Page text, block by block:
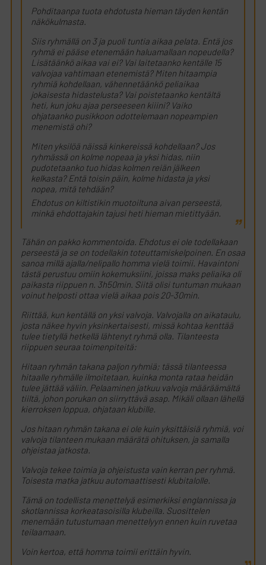
Pohditaanpa tuota ehdotusta hieman täyden kentän
näkökulmasta.
Siis ryhmällä on 3 ja puoli tuntia aikaa pelata. Entä jos
ryhmä ei pääse etenemään haluamallaan nopeudella?
Lisätäänkö aikaa vai ei? Vai laitetaanko kentälle 15
valvojaa vahtimaan etenemistä? Miten hitaampia
ryhmiä kohdellaan, vähennetäänkö peliaikaa
jokaisesta hidastelusta? Vai poistetaanko kentältä
heti, kun joku ajaa perseeseen kiiini? Vaiko
ohjataanko pusikkoon odottelemaan nopeampien
menemistä ohi?
Miten yksilöä näissä kinkereissä kohdellaan? Jos
ryhmässä on kolme nopeaa ja yksi hidas, niin
pudotetaanko tuo hidas kolmen reiän jälkeen
kelkasta? Entä toisin päin, kolme hidasta ja yksi
nopea, mitä tehdään?
Ehdotus on kiltistikin muotoiltuna aivan perseestä,
minkä ehdottajakin tajusi heti hieman mietittyään.
Tähän on pakko kommentoida. Ehdotus ei ole todellakaan
perseestä ja se on todellakin toteuttamiskelpoinen. En osaa
sanoa millä ajalla/nelipallo homma vielä toimii. Havaintoni
tästä perustuu omiin kokemuksiini, joissa maks peliaika oli
paikasta riippuen n. 3h50min. Siitä olisi tuntuman mukaan
voinut helposti ottaa vielä aikaa pois 20-30min.
Riittää, kun kentällä on yksi valvoja. Valvojalla on aikataulu,
josta näkee hyvin yksinkertaisesti, missä kohtaa kenttää
tulee tietyllä hetkellä lähtenyt ryhmä olla. Tilanteesta
riippuen seuraa toimenpiteitä:
Hitaan ryhmän takana paljon ryhmiä; tässä tilanteessa
hitaalle ryhmälle ilmoitetaan, kuinka monta rataa heidän
tulee jättää väliin. Pelaaminen jatkuu valvoja määräämältä
tiiltä, johon porukan on siirryttävä asap. Mikäli ollaan lähellä
kierroksen loppua, ohjataan klubille.
Jos hitaan ryhmän takana ei ole kuin yksittäisiä ryhmiä, voi
valvoja tilanteen mukaan määrätä ohituksen, ja samalla
ohjeistaa jatkosta.
Valvoja tekee toimia ja ohjeistusta vain kerran per ryhmä.
Toisesta matka jatkuu automaattisesti klubitalolle.
Tämä on todellista menettelyä esimerkiksi englannissa ja
skotlannissa korkeatasoisilla klubeilla. Suosittelen
menemään tutustumaan menettelyyn ennen kuin ruvetaa
teilaamaan.
Voin kertoa, että homma toimii erittäin hyvin.